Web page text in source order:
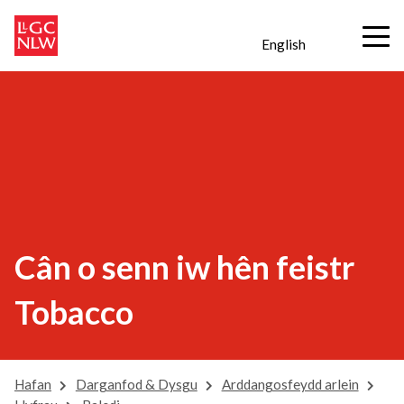
English
Cân o senn iw hên feistr
Tobacco
Hafan Darganfod & Dysgu
Arddangosfeydd arlein